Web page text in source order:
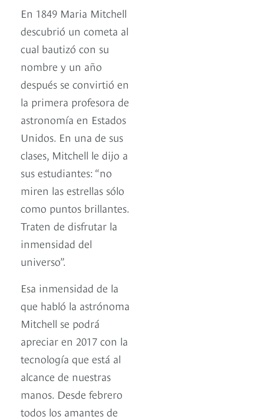
En 1849 Maria Mitchell
descubrió un cometa al
cual bautizó con su
nombre y un año
después se convirtió en
la primera profesora de
astronomía en Estados
Unidos. En una de sus
clases, Mitchell le dijo a
sus estudiantes: “no
miren las estrellas sólo
como puntos brillantes.
Traten de disfrutar la
inmensidad del
universo”.
Esa inmensidad de la
que habló la astrónoma
Mitchell se podrá
apreciar en 2017 con la
tecnología que está al
alcance de nuestras
manos. Desde febrero
todos los amantes de